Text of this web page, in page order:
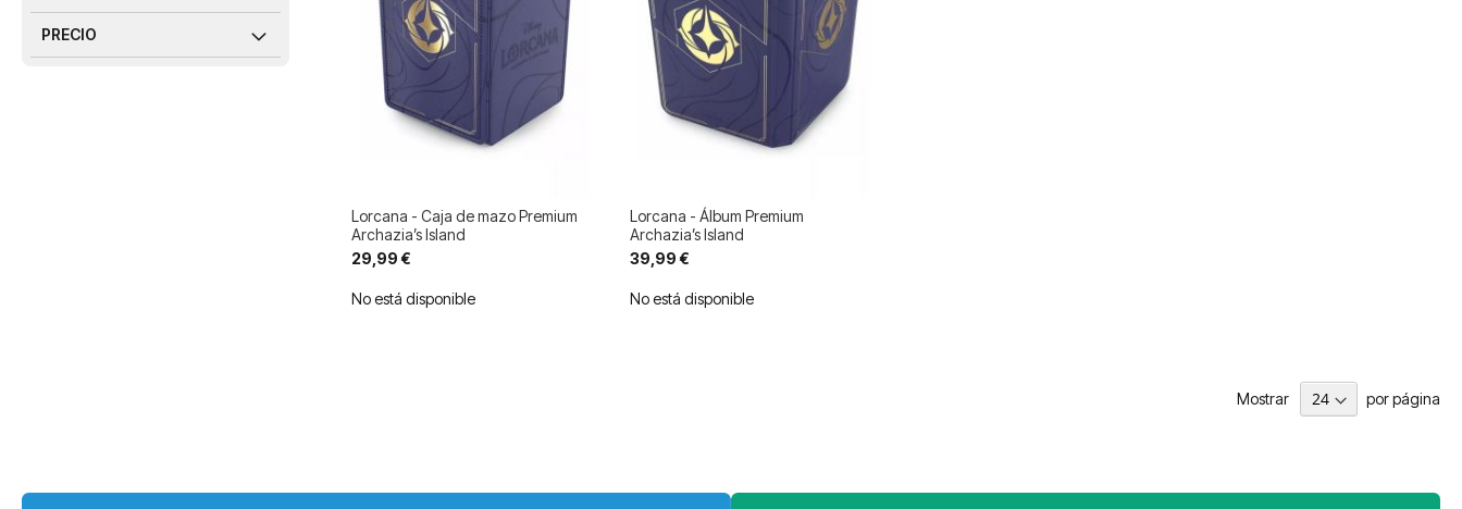
Lorcana - Caja de mazo Premium
Archazia’s Island
29,99 €
No está disponible
Lorcana - Álbum Premium
Archazia’s Island
39,99 €
No está disponible
Mostrar por página
PRECIO